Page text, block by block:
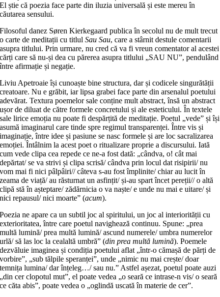
El știe că poezia face parte din iluzia universală și este mereu în
căutarea sensului.
Filosoful danez Søren Kierkegaard publica în secolul nu de mult trecut
o carte de meditații cu titlulSau Sau, care a stârnit destule comentarii
asupra titlului. Prin urmare, nu cred că va fi vreun comentator al acestei
cărți care să nu-și dea cu părerea asupra titlului „SAU NU”, pendulând
între afirmație și negație.
Liviu Apetroaie își cunoaște bine structura, dar și codicele singurătății
creatoare. Nu e grăbit, iar lipsa grabei face parte din arsenalul poetului
adevărat. Textura poemelor sale conține mult abstract, însă un abstract
ușor de diluat de către formele concretului și ale esteticului. În textele
sale lirice emoția nu poate fi despărțită de meditație. Poetul „vede” și își
asumă imaginarul care tinde spre regimul transparenței. Între vis și
imaginație, între idee și pasiune se nasc formele și are loc sacralizarea
emoției. Întâlnim la acest poet o ritualizare proprie a discursului. Iată
cum vede clipa cea repede ce ne-a fost dată: „cândva, o! cât mai
depărtat/ se va strivi și clipa scrisă/ cândva prin locul dat risipirii/ nu
vom mai fi nici pâlpâiri// câteva s-au fost împlinite/ chiar au lucit în
zeama de viață/ au răsturnat un asfințit/ și-au spart încet pereții// o altă
clipă stă în așteptare/ zădărnicia o va naște/ e unde nu mai e uitare/ și
nici repausul/ nici moarte” (acum).
Poezia ne apare ca un subtil joc al spiritului, un joc al interiorității cu
exterioritatea, între care poetul navighează continuu. Spune: „prea
multă lumină/ prea multă lumină/ ascund numerele/ umbra numerelor
urlă/ să las loc la cealaltă umbră” (din prea multă lumină). Poemele
dezvăluie imaginea și condiția poetului aflat „într-o cămașă de părți de
vorbire”, „sub tălpile speranței”, unde „nimic nu mai crește/ doar
temnița lumina/ dar înțeleg…/ sau nu.” Astfel așezat, poetul poate auzi
„din cer clopotul mut”, el poate vedea „o seară ce intrase-n vis/ o seară
ce căta abis”, poate vedea o „oglindă uscată în materie de cer”.